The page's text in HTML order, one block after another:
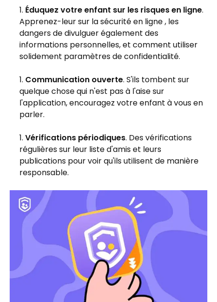
Éduquez votre enfant sur les risques en ligne.
Apprenez-leur sur la sécurité en ligne , les
dangers de divulguer également des
informations personnelles, et comment utiliser
solidement paramètres de confidentialité.
Communication ouverte. S'ils tombent sur
quelque chose qui n'est pas à l'aise sur
l'application, encouragez votre enfant à vous en
parler.
Vérifications périodiques. Des vérifications
régulières sur leur liste d'amis et leurs
publications pour voir qu'ils utilisent de manière
responsable.